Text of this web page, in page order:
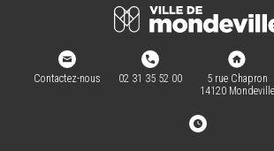
Contactez-nous 02 31 35 52 00
5 rue Chapron
14120 Mondeville